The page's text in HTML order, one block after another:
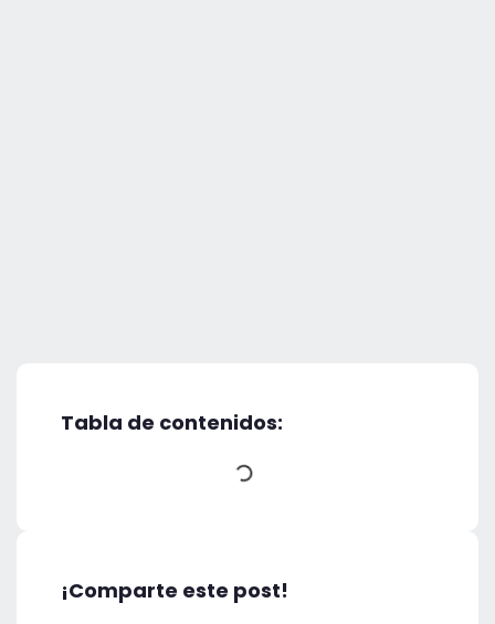
Tabla de contenidos:
¡Comparte este post!